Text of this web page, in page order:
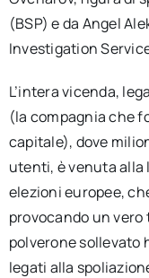
(BSP) e da Angel
Investigation
L’intera vicenda,
(la compagnia che
capitale), dove
utenti, è venuta alla
elezioni europee,
provocando un vero
polverone sollevato
legati alla